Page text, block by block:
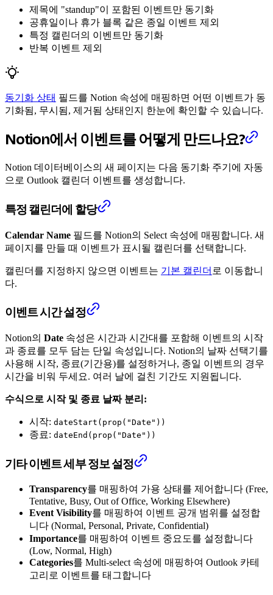
제목에 "standup"이 포함된 이벤트만 동기화
공휴일이나 휴가 블록 같은 종일 이벤트 제외
특정 캘린더의 이벤트만 동기화
반복 이벤트 제외
동기화 상태 필드를 Notion 속성에 매핑하면 어떤 이벤트가 동
기화됨, 무시됨, 제거됨 상태인지 한눈에 확인할 수 있습니다.
Notion에서 이벤트를 어떻게 만드나요?
Notion 데이터베이스의 새 페이지는 다음 동기화 주기에 자동
으로 Outlook 캘린더 이벤트를 생성합니다.
특정 캘린더에 할당
Calendar Name 필드를 Notion의 Select 속성에 매핑합니다. 새
페이지를 만들 때 이벤트가 표시될 캘린더를 선택합니다.
캘린더를 지정하지 않으면 이벤트는 기본 캘린더 로 이동합니
다.
이벤트 시간 설정
Notion의 Date 속성은 시간과 시간대를 포함해 이벤트의 시작
과 종료를 모두 담는 단일 속성입니다. Notion의 날짜 선택기를
사용해 시작, 종료(기간용)를 설정하거나, 종일 이벤트의 경우
시간을 비워 두세요. 여러 날에 걸친 기간도 지원됩니다.
수식으로 시작 및 종료 날짜 분리:
시작: dateStart(prop("Date"))
종료: dateEnd(prop("Date"))
기타 이벤트 세부 정보 설정
Transparency를 매핑하여 가용 상태를 제어합니다 (Free,
Tentative, Busy, Out of Office, Working Elsewhere)
Event Visibility를 매핑하여 이벤트 공개 범위를 설정합
니다 (Normal, Personal, Private, Confidential)
Importance를 매핑하여 이벤트 중요도를 설정합니다
(Low, Normal, High)
Categories를 Multi-select 속성에 매핑하여 Outlook 카테
고리로 이벤트를 태그합니다